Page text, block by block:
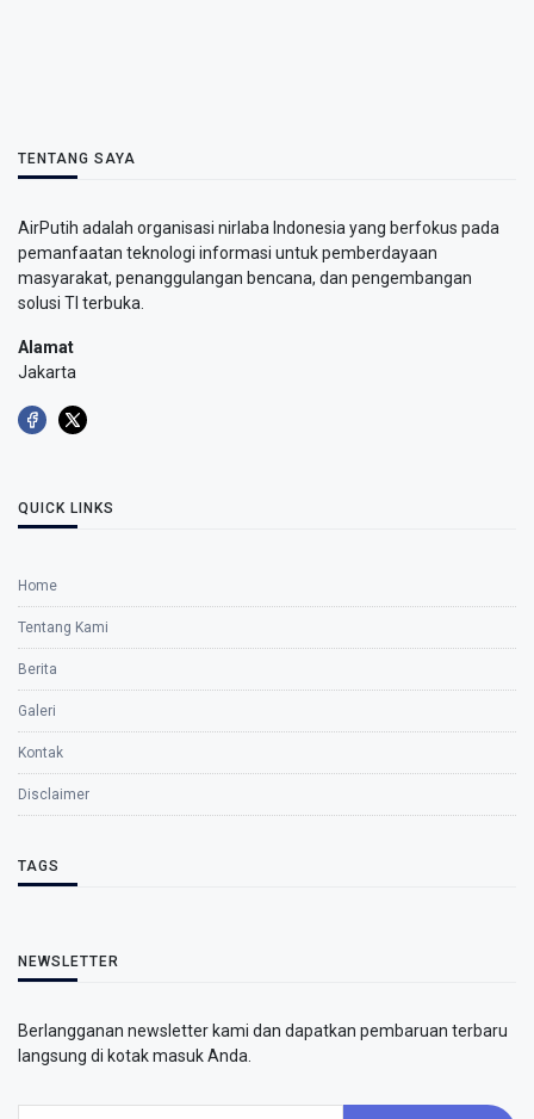
TENTANG SAYA
AirPutih adalah organisasi nirlaba Indonesia yang berfokus pada
pemanfaatan teknologi informasi untuk pemberdayaan
masyarakat, penanggulangan bencana, dan pengembangan
solusi TI terbuka.
Alamat
Jakarta
QUICK LINKS
Home
Tentang Kami
Berita
Galeri
Kontak
Disclaimer
TAGS
NEWSLETTER
Berlangganan newsletter kami dan dapatkan pembaruan terbaru
langsung di kotak masuk Anda.